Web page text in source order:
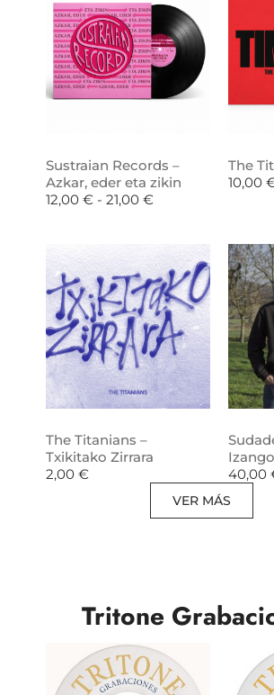
Sustraian Records –
Azkar, eder eta zikin
12,00 € - 21,00 €
The
10,00
The Titanians –
Txikitako Zirrara
2,00 €
40,00
VER MÁS
Tritone